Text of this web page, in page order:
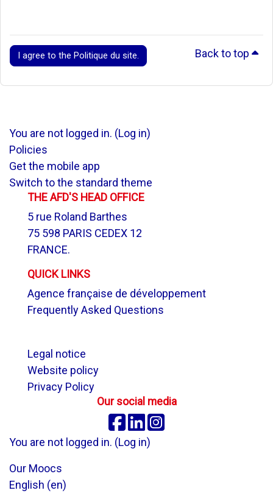
I agree to the Politique du site. Back to top
You are not logged in. (Log in)
Policies
Get the mobile app
Switch to the standard theme
THE AFD'S HEAD OFFICE
5 rue Roland Barthes
75 598 PARIS CEDEX 12
FRANCE.
QUICK LINKS
Agence française de développement
Frequently Asked Questions
Legal notice
Website policy
Privacy Policy
Our social media
Facebook
Linkedin
You are not logged in. (Log in)
Our Moocs
English ‎(en)‎